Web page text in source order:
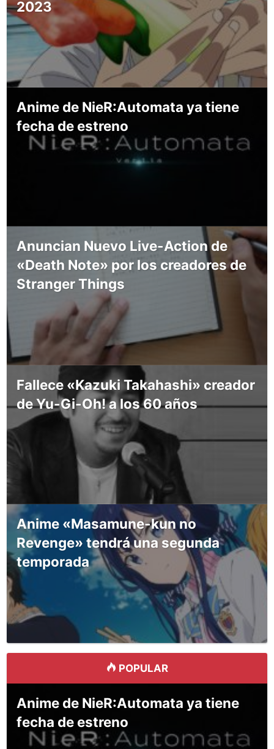
2023
Anime de NieR:Automata ya tiene
fecha de estreno
Anuncian Nuevo Live-Action de
«Death Note» por los creadores de
Stranger Things
Fallece «Kazuki Takahashi» creador
de Yu-Gi-Oh! a los 60 años
Anime «Masamune-kun no
Revenge» tendrá una segunda
temporada
POPULAR
Anime de NieR:Automata ya tiene
fecha de estreno